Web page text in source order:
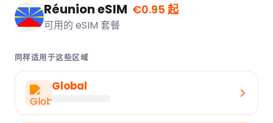
Réunion eSIM €0.95 起
可用的 eSIM 套餐
同样适用于这些区域
Global